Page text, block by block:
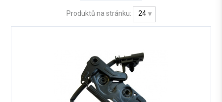
Produktů na stránku: 24